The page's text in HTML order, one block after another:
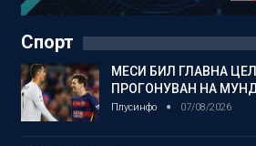
Спорт
МЕСИ БИЛ ГЛАВНА
ПРОГОНУВАН НА
Плусинфо 07/08/2026